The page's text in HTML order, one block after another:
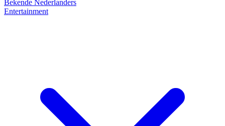
Bekende Nederlanders
Entertainment